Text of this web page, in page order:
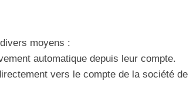
moyens :
automatique depuis leur compte.
vers le compte de la société de